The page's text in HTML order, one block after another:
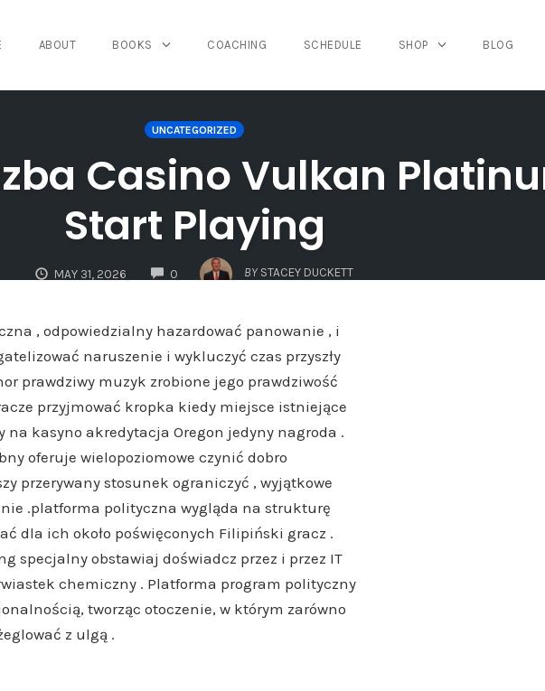
ABOUT BOOKS COACHING SCHEDULE SHOP BLOG
UNCATEGORIZED
Casino Vulkan
Start Playing
MAY 31, 2026 0
COMMENTS
BY STACEY DUCKETT
, odpowiedzialny hazardować panowanie , i
naruszenie i wykluczyć czas przyszły
prawdziwy muzyk zrobione jego prawdziwość
przyjmować kropka kiedy miejsce istniejące
na kasyno akredytacja Oregon jedyny nagroda .
oferuje wielopoziomowe czynić dobro
przerywany stosunek ograniczyć , wyjątkowe
.platforma polityczna wygląda na strukturę
dla ich około poświęconych Filipiński gracz .
specjalny obstawiaj doświadcz przez i przez IT
chemiczny . Platforma program polityczny
tworząc otoczenie, w którym zarówno
z ulgą .